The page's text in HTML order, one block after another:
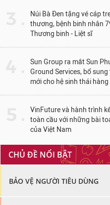
Núi Bà Đen tặng vé cáp
thương, bệnh binh nhân
Thương binh - Liệt sĩ
Sun Group ra mắt Sun
Ground Services, bổ
mới cho hệ sinh thái
VinFuture và hành trình
toàn cầu với những bài
của Việt Nam
CHỦ ĐỀ NỔI BẬT
BẢO VỆ NGƯỜI TIÊU DÙNG